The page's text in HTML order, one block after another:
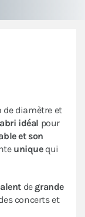
de diamètre et
idéal pour
et son
uniquequi
de grande
concerts et